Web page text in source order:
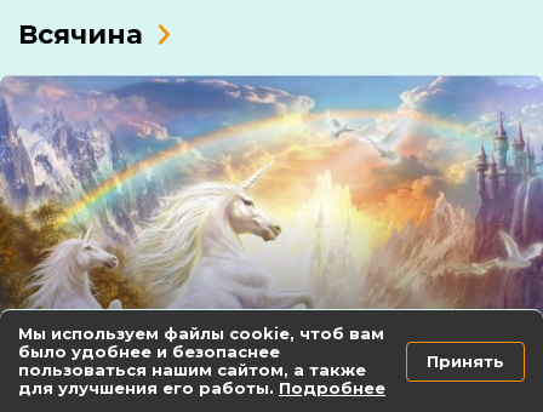
Всячина
Марзалюк разошёлся,
Лукашенко уверился, Асадачак
Мы используем файлы cookie, чтоб вам
было удобнее и безопаснее
пользоваться нашим сайтом, а также
для улучшения его работы. Подробнее
Принять